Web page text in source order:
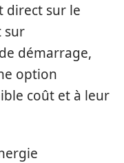
direct sur le
sur
démarrage,
option
coût et à leur